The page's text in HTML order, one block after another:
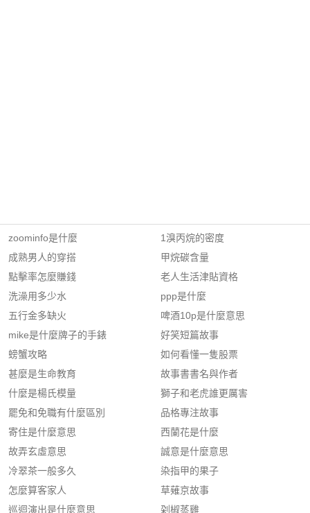
zoominfo是什麼
成熟男人的穿搭
點擊率怎麼賺錢
洗澡用多少水
五行金多缺火
mike是什麼牌子的手錶
螃蟹攻略
甚麼是生命教育
什麼是楊氏模量
罷免和免職有什麼區別
寄住是什麼意思
故弄玄虛意思
冷翠茶一般多久
怎麼算客家人
巡迴演出是什麼意思
1溴丙烷的密度
甲烷碳含量
老人生活津貼資格
ppp是什麼
啤酒10p是什麼意思
好笑短篇故事
如何看懂一隻股票
故事書書名與作者
獅子和老虎誰更厲害
品格專注故事
西蘭花是什麼
誠意是什麼意思
染指甲的果子
草薙京故事
刴椒蒸雞